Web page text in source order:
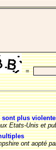
=
sont plus
Etats-Unis et
ont aopté